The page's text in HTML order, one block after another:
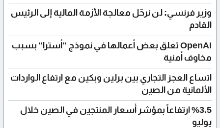
وزير فرنسي: لن نرحّل معالجة الأزمة المالية إلى الرئيس
القادم
OpenAI تعلق بعض أعمالها في نموذج "أسترا" بسبب
مخاوف أمنية
اتساع العجز التجاري بين برلين وبكين مع ارتفاع الواردات
الألمانية من الصين
%3.5 ارتفاعاً بمؤشر أسعار المنتجين في الصين خلال
يوليو